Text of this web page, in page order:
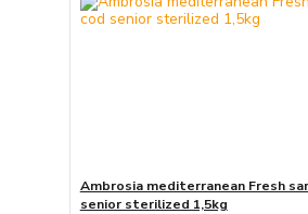
Ambrosia mediterranean Fresh
senior sterilized 1,5kg